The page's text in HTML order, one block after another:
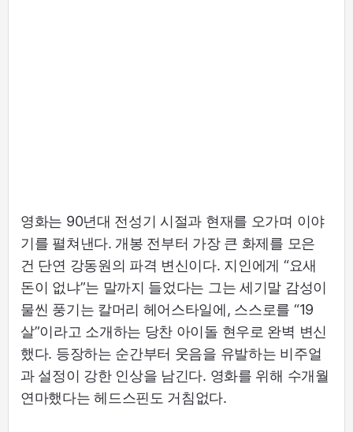
영화는 90년대 전성기 시절과 현재를 오가며 이야
기를 펼쳐낸다. 개봉 전부터 가장 큰 화제를 모은
건 단연 강동원의 파격 변신이다. 지인에게 “요새
돈이 없냐”는 말까지 들었다는 그는 세기말 감성이
물씬 풍기는 칼머리 헤어스타일에, 스스로를 “19
살”이라고 소개하는 당찬 아이돌 현우로 완벽 변신
했다. 등장하는 순간부터 웃음을 유발하는 비주얼
과 설정이 강한 인상을 남긴다. 영화를 위해 수개월
연마했다는 헤드스핀도 거침없다.